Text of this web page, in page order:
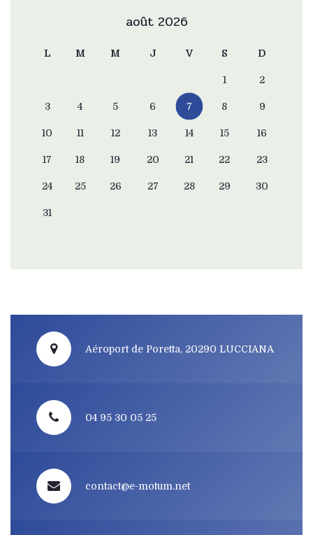
août 2026
L M M J V S D
1 2
3 4 5 6 7 8 9
10 11 12 13 14 15 16
17 18 19 20 21 22 23
24 25 26 27 28 29 30
31
Aéroport de Poretta, 20290 LUCCIANA
04 95 30 05 25
contact@e-motum.net